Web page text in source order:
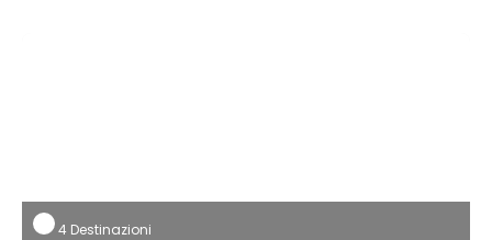
4 Destinazioni